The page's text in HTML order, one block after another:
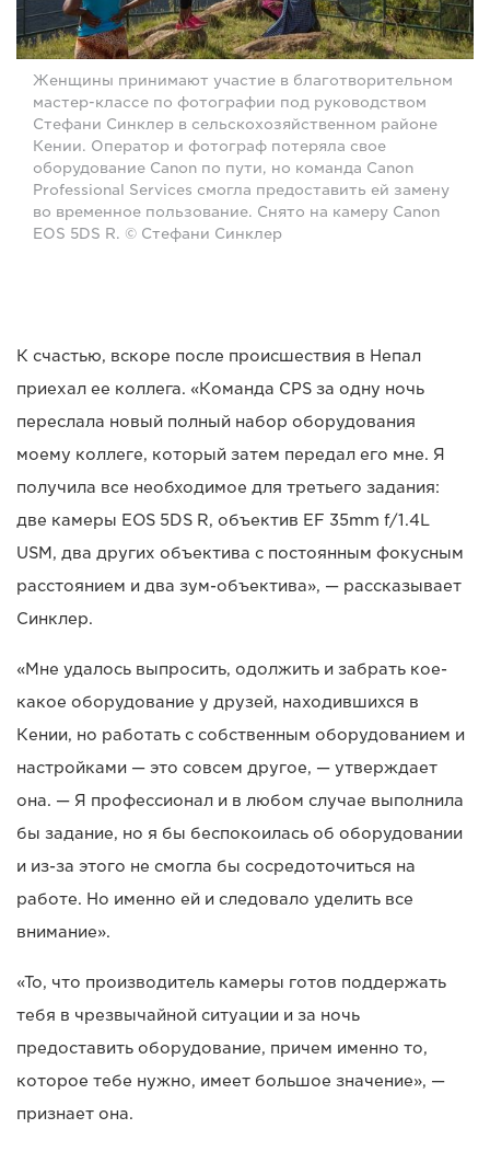
Женщины принимают участие в благотворительном
мастер-классе по фотографии под руководством
Стефани Синклер в сельскохозяйственном районе
Кении. Оператор и фотограф потеряла свое
оборудование Canon по пути, но команда Canon
Professional Services смогла предоставить ей замену
во временное пользование. Снято на камеру Canon
EOS 5DS R. © Стефани Синклер
К счастью, вскоре после происшествия в Непал
приехал ее коллега. «Команда CPS за одну ночь
переслала новый полный набор оборудования
моему коллеге, который затем передал его мне. Я
получила все необходимое для третьего задания:
две камеры EOS 5DS R, объектив EF 35mm f/1.4L
USM, два других объектива с постоянным фокусным
расстоянием и два зум-объектива», — рассказывает
Синклер.
«Мне удалось выпросить, одолжить и забрать кое-
какое оборудование у друзей, находившихся в
Кении, но работать с собственным оборудованием и
настройками — это совсем другое, — утверждает
она. — Я профессионал и в любом случае выполнила
бы задание, но я бы беспокоилась об оборудовании
и из-за этого не смогла бы сосредоточиться на
работе. Но именно ей и следовало уделить все
внимание».
«То, что производитель камеры готов поддержать
тебя в чрезвычайной ситуации и за ночь
предоставить оборудование, причем именно то,
которое тебе нужно, имеет большое значение», —
признает она.